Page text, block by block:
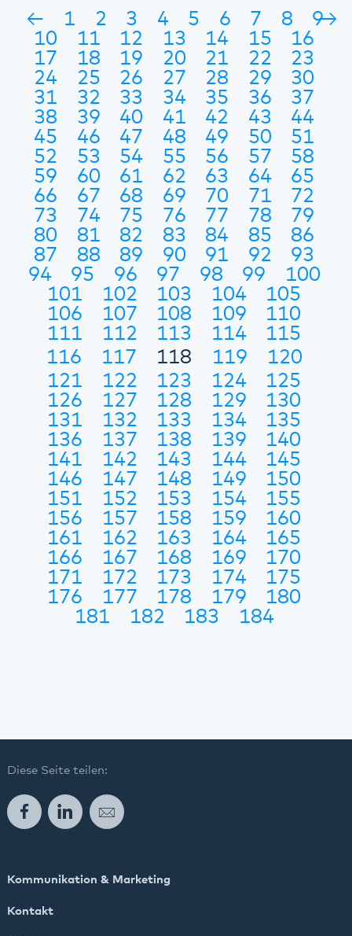
← 1 2 3 4 5 6 7 8
9
10
11 12 13 14 15
16
17
18 19 20 21 22
23
24
25 26 27 28 29
30
31
32 33 34 35 36
37
38
39 40 41 42 43
44
45
46 47 48 49 50
51
52
53 54 55 56 57
58
59
60 61 62 63 64
65
66
67 68 69 70 71
72
73
74 75 76 77 78
79
80
81 82 83 84 85
86
87
88 89 90 91 92
93
94
95 96 97 98 99
100
101
102 103 104
105
106
107 108 109
110
111
112 113 114
115
116
117 118 119
120
121
122 123 124
125
126
127 128 129
130
131
132 133 134
135
136
137 138 139
140
141
142 143 144
145
146
147 148 149
150
151
152 153 154
155
156
157 158 159
160
161
162 163 164
165
166
167 168 169
170
171
172 173 174
175
176
177 178 179
180
181
182 183 184
→
Diese Seite teilen:
FacebookLinkedInE-Mail
Kommunikation & Marketing
Kontakt